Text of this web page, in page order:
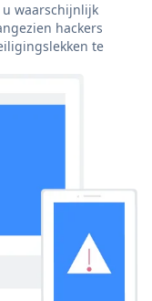
waarschijnlijk
hackers
te